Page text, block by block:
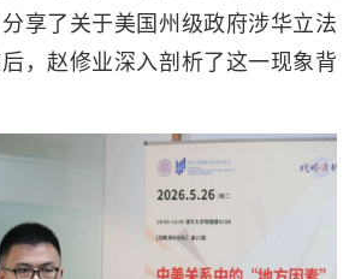
享了关于美国州级政府涉华立法
，赵修业深入剖析了这一现象背